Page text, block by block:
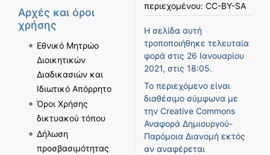
Αρχές και όροι
χρήσης
Εθνικό Μητρώο
Διοικητικών
Διαδικασιών και
Ιδιωτικό Απόρρητο
Όροι Χρήσης
δικτυακού τόπου
Δήλωση
προσβασιμότητας
περιεχομένου: CC-BY-SA
Η σελίδα αυτή
τροποποιήθηκε τελευταία
φορά στις 26 Ιανουαρίου
2021, στις 18:05.
Το περιεχόμενο είναι
διαθέσιμο σύμφωνα με
την Creative Commons
Αναφορά Δημιουργού-
Παρόμοια Διανομή εκτός
αν αναφέρεται